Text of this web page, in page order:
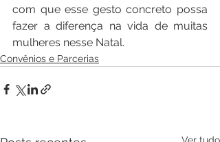
com que esse gesto concreto possa
fazer a diferença na vida de muitas
mulheres nesse Natal.
Convênios e Parcerias